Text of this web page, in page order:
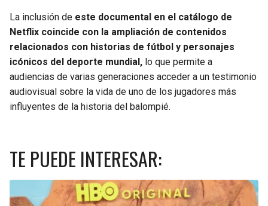
La inclusión de este documental en el catálogo de
Netflix coincide con la ampliación de contenidos
relacionados con historias de fútbol y personajes
icónicos del deporte mundial, lo que permite a
audiencias de varias generaciones acceder a un testimonio
audiovisual sobre la vida de uno de los jugadores más
influyentes de la historia del balompié.
TE PUEDE INTERESAR: